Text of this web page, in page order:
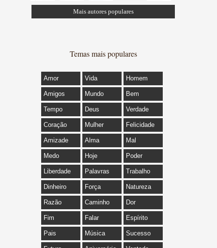
Mais autores populares
Temas mais populares
Amor Vida Homem
Amigos Mundo Bem
Tempo Deus Verdade
Coração Mulher Felicidade
Amizade Alma Mal
Medo Hoje Poder
Liberdade Palavras Trabalho
Dinheiro Força Natureza
Razão Caminho Dor
Fim Falar Espírito
Pais Música Sucesso